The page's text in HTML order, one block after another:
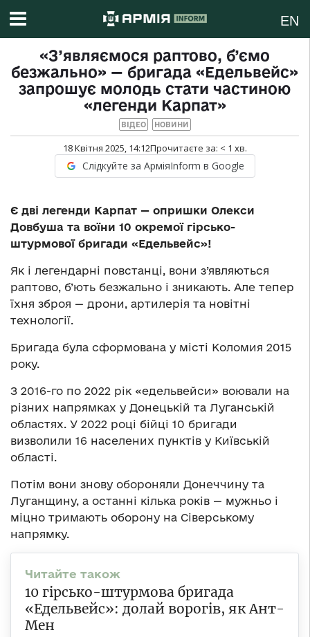
EN
«З’являємося раптово, б’ємо
безжально» — бригада «Едельвейс»
запрошує молодь стати частиною
«легенди Карпат»
ВІДЕО НОВИНИ
18 Квітня 2025, 14:12Прочитаєте за: < 1 хв.
Слідкуйте за АрміяInform в Google
Є дві легенди Карпат — опришки Олекси
Довбуша та воїни 10 окремої гірсько-
штурмової бригади «Едельвейс»!
Як і легендарні повстанці, вони з’являються
раптово, б’ють безжально і зникають. Але тепер
їхня зброя — дрони, артилерія та новітні
технології.
Бригада була сформована у місті Коломия 2015
року.
З 2016-го по 2022 рік «едельвейси» воювали на
різних напрямках у Донецькій та Луганській
областях. У 2022 році бійці 10 бригади
визволили 16 населених пунктів у Київській
області.
Потім вони знову обороняли Донеччину та
Луганщину, а останні кілька років — мужньо і
міцно тримають оборону на Сіверському
напрямку.
10 гірсько-штурмова бригада
«Едельвейс»: долай ворогів, як Ант-
Мен